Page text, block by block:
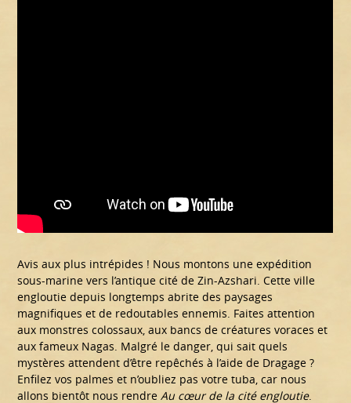
Avis aux plus intrépides ! Nous montons une expédition
sous-marine vers l’antique cité de Zin-Azshari. Cette ville
engloutie depuis longtemps abrite des paysages
magnifiques et de redoutables ennemis. Faites attention
aux monstres colossaux, aux bancs de créatures voraces et
aux fameux Nagas. Malgré le danger, qui sait quels
mystères attendent d’être repêchés à l’aide de Dragage ?
Enfilez vos palmes et n’oubliez pas votre tuba, car nous
allons bientôt nous rendreAu cœur de la cité engloutie.